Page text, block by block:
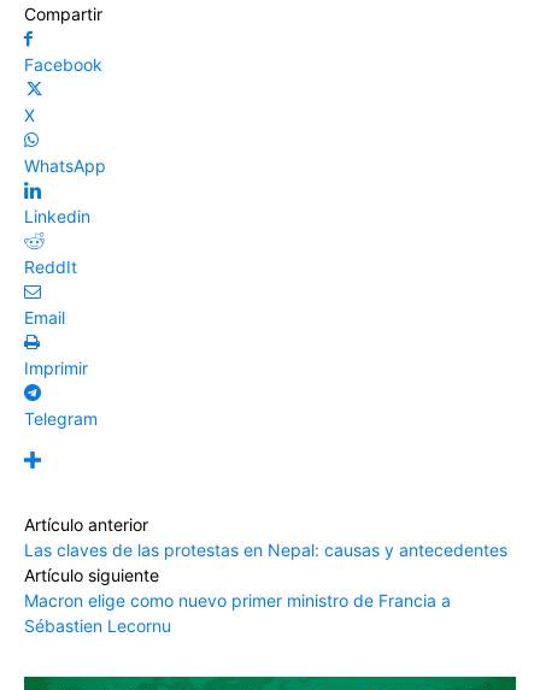
Compartir
Facebook
X
WhatsApp
Linkedin
ReddIt
Email
Imprimir
Telegram
Artículo anterior
Las claves de las protestas en Nepal: causas y antecedentes
Artículo siguiente
Macron elige como nuevo primer ministro de Francia a
Sébastien Lecornu